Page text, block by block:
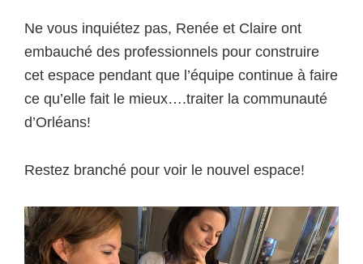
Ne vous inquiétez pas, Renée et Claire ont
embauché des professionnels pour construire
cet espace pendant que l’équipe continue à faire
ce qu’elle fait le mieux….traiter la communauté
d’Orléans!
Restez branché pour voir le nouvel espace!